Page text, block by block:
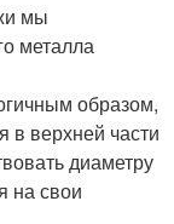
мы
металла
образом,
в верхней части
диаметру
на свои